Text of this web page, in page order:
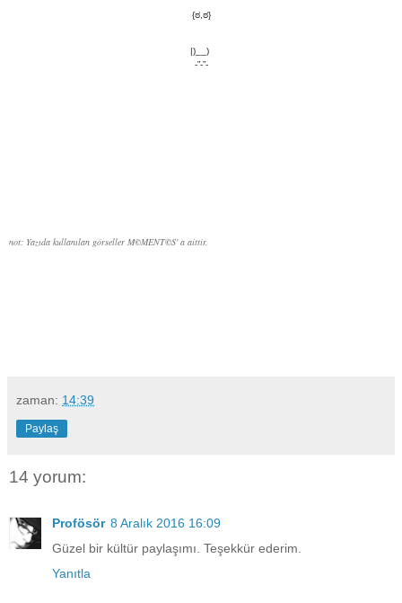
{ಠ,ಠ}
|)__)
-”-”-
not: Yazıda kullanılan görseller M©MENT©S' a aittir.
zaman: 14:39
Paylaş
14 yorum:
Profösör 8 Aralık 2016 16:09
Güzel bir kültür paylaşımı. Teşekkür ederim.
Yanıtla